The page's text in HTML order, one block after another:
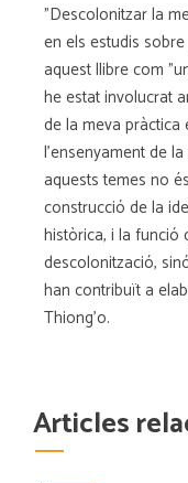
"Descolonitzar la
en els estudis
aquest llibre com
he estat involucrat
de la meva pràctica
l'ensenyament de
aquests temes no
construcció de la
històrica, i la funció
descolonització,
han contribuït a
Thiong'o.
Articles